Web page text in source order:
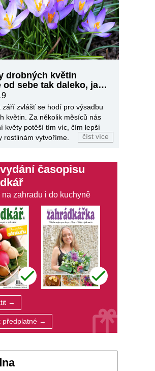
drobných květin
od sebe tak daleko, jak
září zvlášť se hodí pro výsadbu
květin. Za několik měsíců nás
květy potěší tím víc, čím lepší
rostlinám vytvoříme.
číst více
časopisu
na zahradu i do kuchyně
→
předplatné →